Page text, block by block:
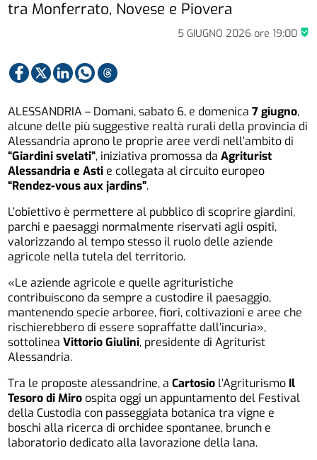
5 GIUGNO 2026 ore 19:00
tra Monferrato, Novese e Piovera
ALESSANDRIA – Domani, sabato 6, e domenica7 giugno,
alcune delle più suggestive realtà rurali della provincia di
Alessandria aprono le proprie aree verdi nell’ambito di
“Giardini svelati”, iniziativa promossa daAgriturist
Alessandria e Asti e collegata al circuito europeo
“Rendez-vous aux jardins”.
L’obiettivo è permettere al pubblico di scoprire giardini,
parchi e paesaggi normalmente riservati agli ospiti,
valorizzando al tempo stesso il ruolo delle aziende
agricole nella tutela del territorio.
«Le aziende agricole e quelle agrituristiche
contribuiscono da sempre a custodire il paesaggio,
mantenendo specie arboree, fiori, coltivazioni e aree che
rischierebbero di essere sopraffatte dall’incuria»,
sottolineaVittorio Giulini, presidente di Agriturist
Alessandria.
Tra le proposte alessandrine, aCartosio l’Agriturismo Il
Tesoro di Miro ospita oggi un appuntamento del Festival
della Custodia con passeggiata botanica tra vigne e
boschi alla ricerca di orchidee spontanee, brunch e
laboratorio dedicato alla lavorazione della lana.